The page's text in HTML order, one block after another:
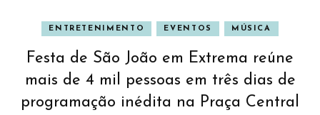
ENTRETENIMENTO EVENTOS MÚSICA
Festa de São João em Extrema reúne
mais de 4 mil pessoas em três dias de
programação inédita na Praça Central